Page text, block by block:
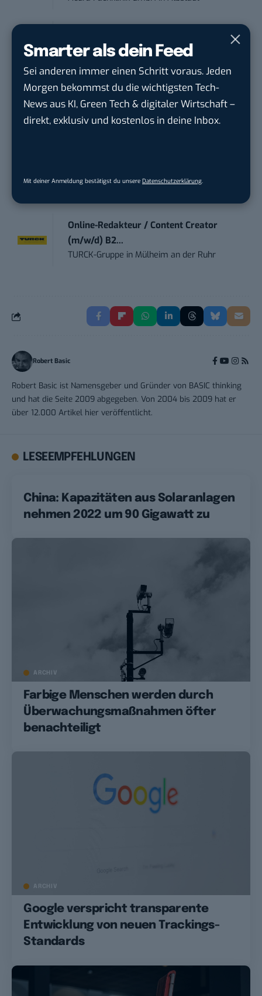
Smarter als dein Feed
Sei anderen immer einen Schritt voraus. Jeden
Morgen bekommst du die wichtigsten Tech-
News aus KI, Green Tech & digitaler Wirtschaft –
direkt, exklusiv und kostenlos in deine Inbox.
Mit deiner Anmeldung bestätigst du unsere Datenschutzerklärung.
Content Marketing Specialist Product &
Te...
Ennepetal
Art Director – UX Design / Adobe CC /
P...
Content-Manager (m/w/d)
Online-Redakteur / Content Creator
(m/w/d) B2...
TURCK-Gruppe in Mülheim an der Ruhr
Robert Basic
Robert Basic ist Namensgeber und Gründer von BASIC thinking
und hat die Seite 2009 abgegeben. Von 2004 bis 2009 hat er
über 12.000 Artikel hier veröffentlicht.
LESEEMPFEHLUNGEN
China: Kapazitäten aus Solaranlagen
nehmen 2022 um 90 Gigawatt zu
ARCHIV
Farbige Menschen werden durch
Überwachungsmaßnahmen öfter
benachteiligt
ARCHIV
Google verspricht transparente
Entwicklung von neuen Trackings-
Standards